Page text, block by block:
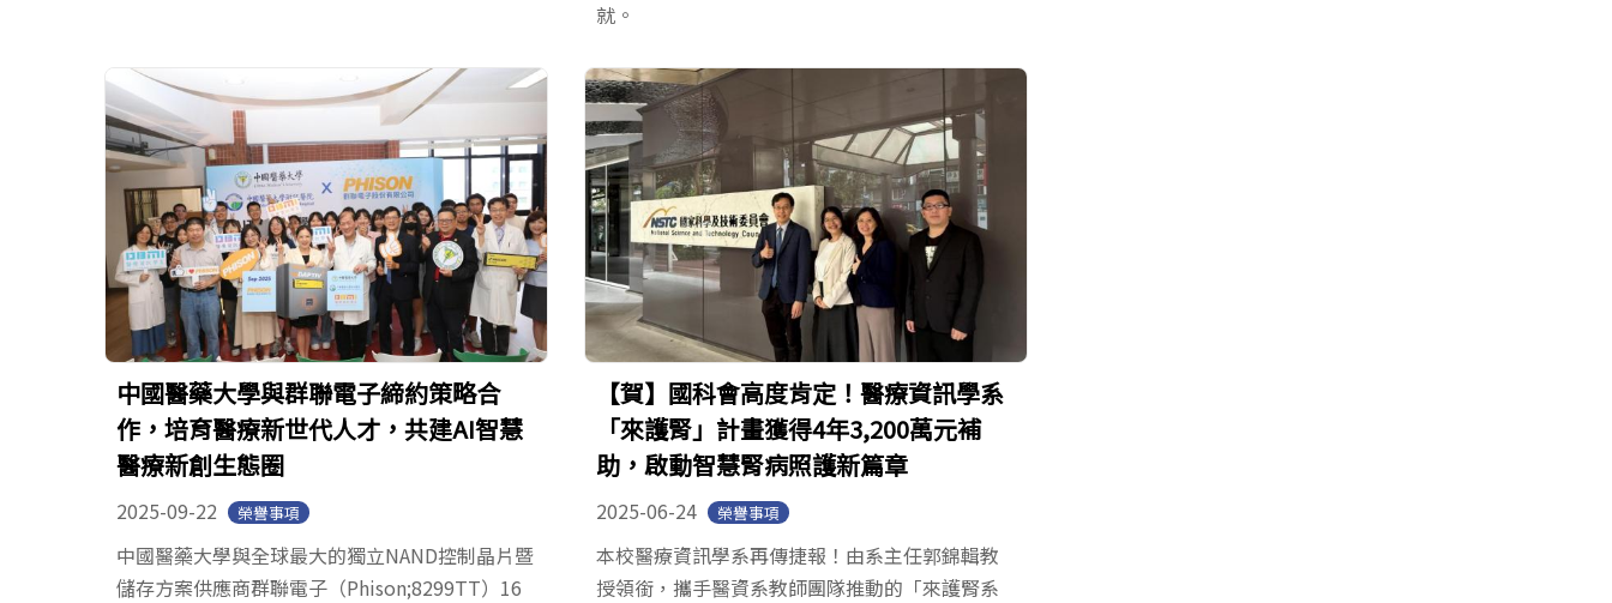
就。
中國醫藥大學與群聯電子締約策略合
作，培育醫療新世代人才，共建AI智慧
醫療新創生態圈
2025-09-22 榮譽事項
中國醫藥大學與全球最大的獨立NAND控制晶片暨
儲存方案供應商群聯電子（Phison;8299TT）16
【賀】國科會高度肯定！醫療資訊學系
「來護腎」計畫獲得4年3,200萬元補
助，啟動智慧腎病照護新篇章
2025-06-24 榮譽事項
本校醫療資訊學系再傳捷報！由系主任郭錦輯教
授領銜，攜手醫資系教師團隊推動的「來護腎系